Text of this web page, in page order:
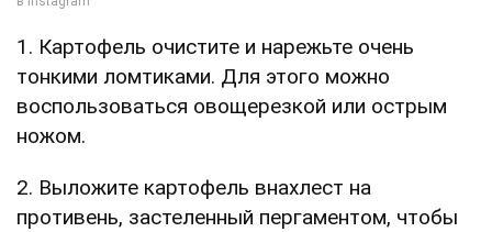
1. Картофель очистите и нарежьте очень
тонкими ломтиками. Для этого можно
воспользоваться овощерезкой или острым
ножом.
2. Выложите картофель внахлест на
противень, застеленный пергаментом, чтобы